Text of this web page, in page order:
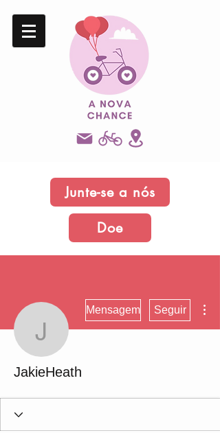
Junte-se a nós
Doe
JakieHeath
Mensagem Seguir
JakieHeath